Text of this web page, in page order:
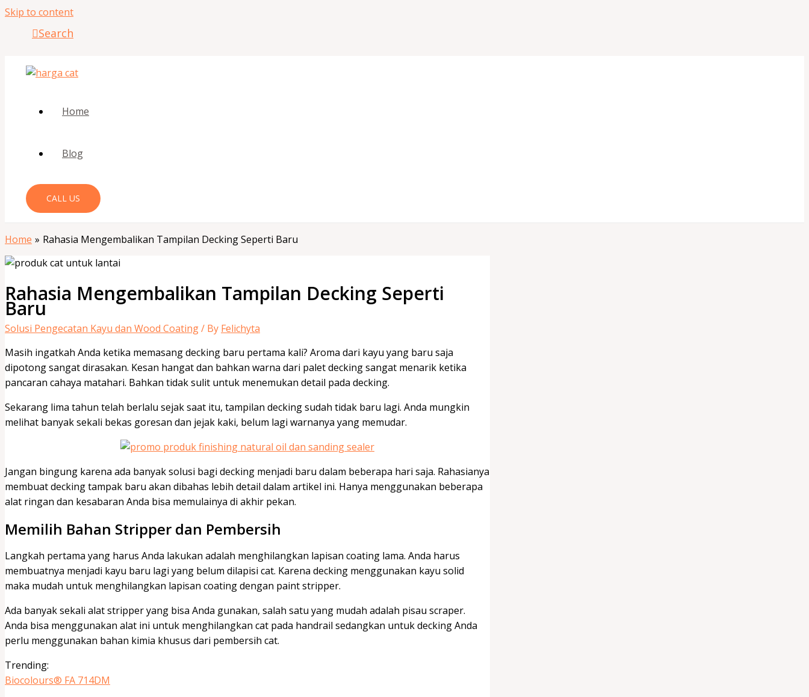
Skip to content
Search
Home
Blog
CALL US
Home Rahasia Mengembalikan Tampilan Decking Seperti Baru
Rahasia Mengembalikan Tampilan Decking Seperti
Baru
Solusi Pengecatan Kayu dan Wood Coating/ By Felichyta
Masih ingatkah Anda ketika memasang decking baru pertama kali? Aroma dari kayu yang baru saja
dipotong sangat dirasakan. Kesan hangat dan bahkan warna dari palet decking sangat menarik ketika
pancaran cahaya matahari. Bahkan tidak sulit untuk menemukan detail pada decking.
Sekarang lima tahun telah berlalu sejak saat itu, tampilan decking sudah tidak baru lagi. Anda mungkin
melihat banyak sekali bekas goresan dan jejak kaki, belum lagi warnanya yang memudar.
Jangan bingung karena ada banyak solusi bagi decking menjadi baru dalam beberapa hari saja. Rahasianya
membuat decking tampak baru akan dibahas lebih detail dalam artikel ini. Hanya menggunakan beberapa
alat ringan dan kesabaran Anda bisa memulainya di akhir pekan.
Memilih Bahan Stripper dan Pembersih
Langkah pertama yang harus Anda lakukan adalah menghilangkan lapisan coating lama. Anda harus
membuatnya menjadi kayu baru lagi yang belum dilapisi cat. Karena decking menggunakan kayu solid
maka mudah untuk menghilangkan lapisan coating dengan paint stripper.
Ada banyak sekali alat stripper yang bisa Anda gunakan, salah satu yang mudah adalah pisau scraper.
Anda bisa menggunakan alat ini untuk menghilangkan cat pada handrail sedangkan untuk decking Anda
perlu menggunakan bahan kimia khusus dari pembersih cat.
Trending:
Biocolours® FA 714DM